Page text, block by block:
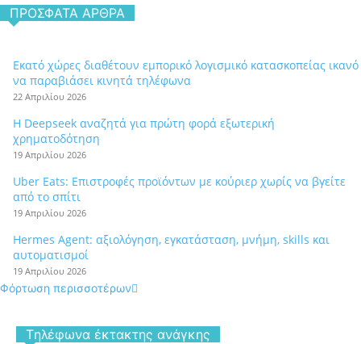
ΠΡΌΣΦΑΤΑ ΆΡΘΡΑ
Εκατό χώρες διαθέτουν εμπορικό λογισμικό κατασκοπείας ικανό
να παραβιάσει κινητά τηλέφωνα
22 Απριλίου 2026
Η Deepseek αναζητά για πρώτη φορά εξωτερική
χρηματοδότηση
19 Απριλίου 2026
Uber Eats: Επιστροφές προϊόντων με κούριερ χωρίς να βγείτε
από το σπίτι
19 Απριλίου 2026
Hermes Agent: αξιολόγηση, εγκατάσταση, μνήμη, skills και
αυτοματισμοί
19 Απριλίου 2026
Φόρτωση περισσοτέρων
Tηλέφωνα έκτακτης ανάγκης